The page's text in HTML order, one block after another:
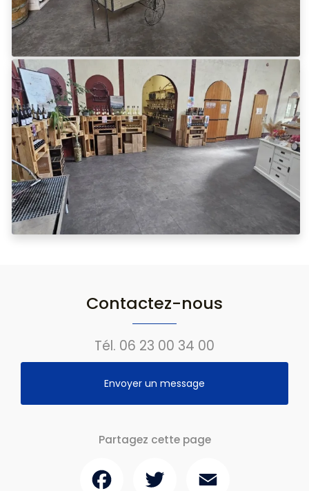
Contactez-nous
Tél. 06 23 00 34 00
Envoyer un message
Partagez cette page